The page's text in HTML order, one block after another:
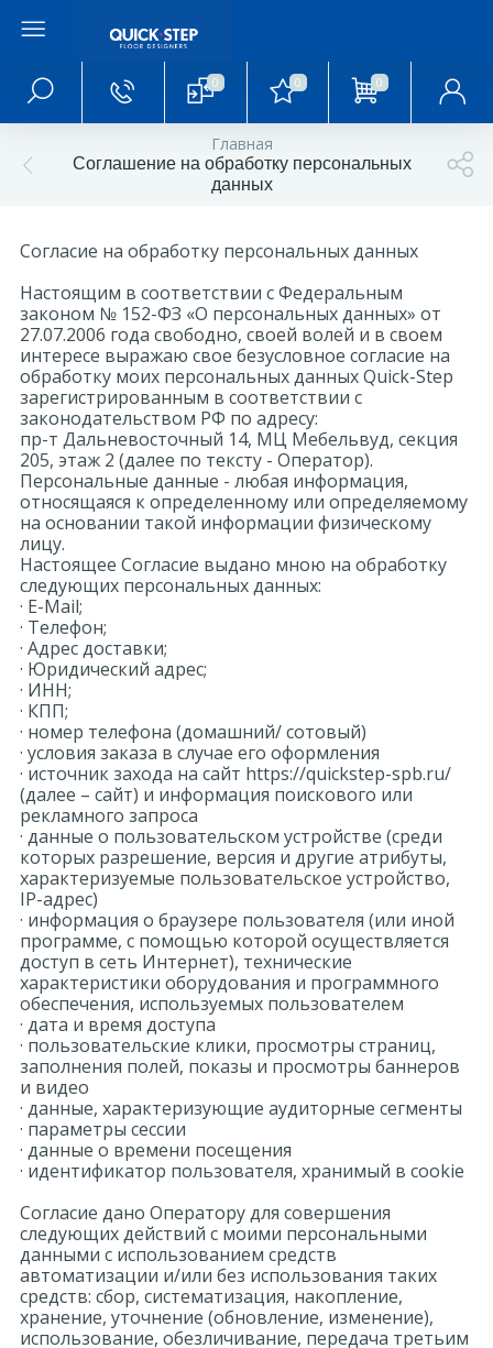
0 0 0
Главная
Соглашение на обработку персональных
данных
Согласие на обработку персональных данных
Настоящим в соответствии с Федеральным
законом № 152-ФЗ «О персональных данных» от
27.07.2006 года свободно, своей волей и в своем
интересе выражаю свое безусловное согласие на
обработку моих персональных данных Quick-Step
зарегистрированным в соответствии с
законодательством РФ по адресу:
пр-т Дальневосточный 14, МЦ Мебельвуд, секция
205, этаж 2 (далее по тексту - Оператор).
Персональные данные - любая информация,
относящаяся к определенному или определяемому
на основании такой информации физическому
лицу.
Настоящее Согласие выдано мною на обработку
следующих персональных данных:
· E-Mail;
· Телефон;
· Адрес доставки;
· Юридический адрес;
· ИНН;
· КПП;
· номер телефона (домашний/ сотовый)
· условия заказа в случае его оформления
· источник захода на сайт https://quickstep-spb.ru/
(далее – сайт) и информация поискового или
рекламного запроса
· данные о пользовательском устройстве (среди
которых разрешение, версия и другие атрибуты,
характеризуемые пользовательское устройство,
IP-адрес)
· информация о браузере пользователя (или иной
программе, с помощью которой осуществляется
доступ в сеть Интернет), технические
характеристики оборудования и программного
обеспечения, используемых пользователем
· дата и время доступа
· пользовательские клики, просмотры страниц,
заполнения полей, показы и просмотры баннеров
и видео
· данные, характеризующие аудиторные сегменты
· параметры сессии
· данные о времени посещения
· идентификатор пользователя, хранимый в cookie
Согласие дано Оператору для совершения
следующих действий с моими персональными
данными с использованием средств
автоматизации и/или без использования таких
средств: сбор, систематизация, накопление,
хранение, уточнение (обновление, изменение),
использование, обезличивание, передача третьим
Главное меню
Главная
Акции и скидки
Статьи и обзоры
Фотогалерея
Оплата и доставка
Контакты
Монтаж